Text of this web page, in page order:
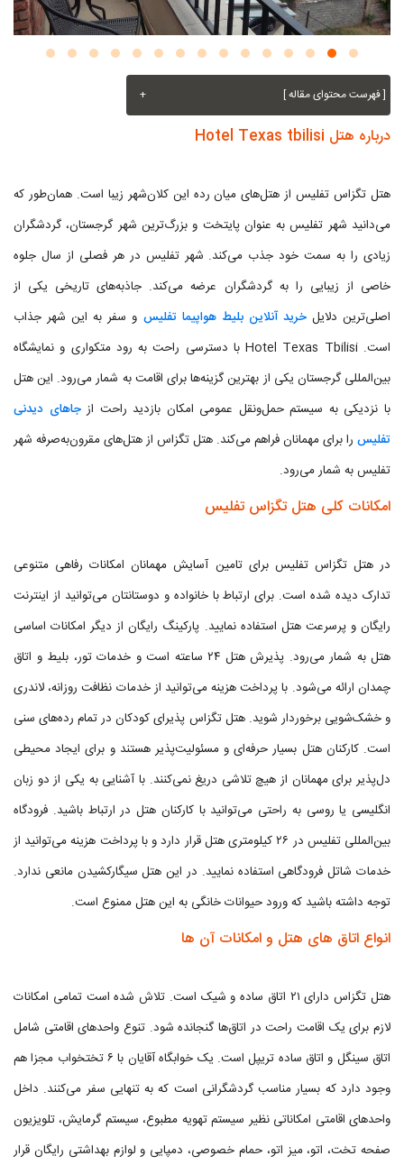
[ فهرست محتوای مقاله ] +
درباره هتل Hotel Texas tbilisi
هتل تگزاس تفلیس از هتل‌های میان رده این کلان‌شهر زیبا است. همان‌طور که
می‌دانید شهر تفلیس به عنوان پایتخت و بزرگ‌ترین شهر گرجستان، گردشگران
زیادی را به سمت خود جذب می‌کند. شهر تفلیس در هر فصلی از سال جلوه
خاصی از زیبایی را به گردشگران عرضه می‌کند. جاذبه‌های تاریخی یکی از
اصلی‌ترین دلایلخرید آنلاین بلیط هواپیما تفلیس و سفر به این شهر جذاب
است. Hotel Texas Tbilisi با دسترسی راحت به رود متکواری و نمایشگاه
بین‌المللی گرجستان یکی از بهترین گزینه‌ها برای اقامت به شمار می‌رود. این هتل
با نزدیکی به سیستم حمل‌ونقل عمومی امکان بازدید راحت ازجاهای دیدنی
تفلیس را برای مهمانان فراهم می‌کند. هتل تگزاس از هتل‌های مقرون‌به‌صرفه شهر
تفلیس به شمار می‌رود.
امکانات کلی هتل تگزاس تفلیس
در هتل تگزاس تفلیس برای تامین آسایش مهمانان امکانات رفاهی متنوعی
تدارک دیده شده است. برای ارتباط با خانواده و دوستانتان می‌توانید از اینترنت
رایگان و پرسرعت هتل استفاده نمایید. پارکینگ رایگان از دیگر امکانات اساسی
هتل به شمار می‌رود. پذیرش هتل ۲۴ ساعته است و خدمات تور، بلیط و اتاق
چمدان ارائه می‌شود. با پرداخت هزینه می‌توانید از خدمات نظافت روزانه، لاندری
و خشک‌شویی برخوردار شوید. هتل تگزاس پذیرای کودکان در تمام رده‌های سنی
است. کارکنان هتل بسیار حرفه‌ای و مسئولیت‌پذیر هستند و برای ایجاد محیطی
دل‌پذیر برای مهمانان از هیچ تلاشی دریغ نمی‌کنند. با آشنایی به یکی از دو زبان
انگلیسی یا روسی به راحتی می‌توانید با کارکنان هتل در ارتباط باشید. فرودگاه
بین‌المللی تفلیس در ۲۶ کیلومتری هتل قرار دارد و با پرداخت هزینه می‌توانید از
خدمات شاتل فرودگاهی استفاده نمایید. در این هتل سیگارکشیدن مانعی ندارد.
توجه داشته باشید که ورود حیوانات خانگی به این هتل ممنوع است.
انواع اتاق های هتل و امکانات آن ها
هتل تگزاس دارای ۲۱ اتاق ساده و شیک است. تلاش شده است تمامی امکانات
لازم برای یک اقامت راحت در اتاق‌ها گنجانده شود. تنوع واحدهای اقامتی شامل
اتاق سینگل و اتاق ساده تریپل است. یک خوابگاه آقایان با ۶ تختخواب مجزا هم
وجود دارد که بسیار مناسب گردشگرانی است که به تنهایی سفر می‌کنند. داخل
واحدهای اقامتی امکاناتی نظیر سیستم تهویه مطبوع، سیستم گرمایش، تلویزیون
صفحه تخت، اتو، میز اتو، حمام خصوصی، دمپایی و لوازم بهداشتی رایگان قرار